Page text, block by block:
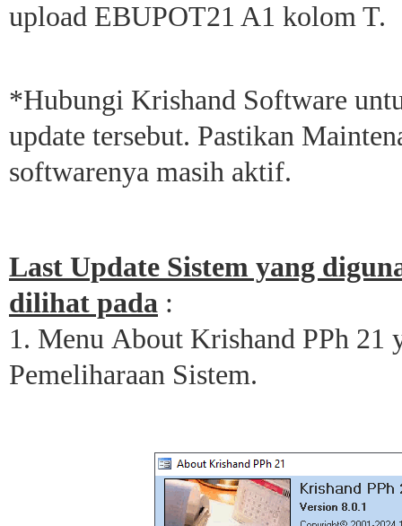
upload EBUPOT21 A1 kolom T.
*Hubungi Krishand Software
update tersebut. Pastikan
softwarenya masih aktif.
Last Update Sistem yang
dilihat pada :
1. Menu About Krishand PPh 21
Pemeliharaan Sistem.